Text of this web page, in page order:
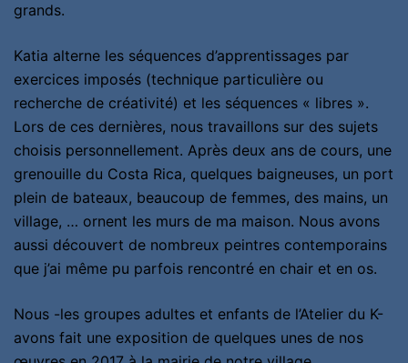
grands.
Katia alterne les séquences d’apprentissages par
exercices imposés (technique particulière ou
recherche de créativité) et les séquences « libres ».
Lors de ces dernières, nous travaillons sur des sujets
choisis personnellement. Après deux ans de cours, une
grenouille du Costa Rica, quelques baigneuses, un port
plein de bateaux, beaucoup de femmes, des mains, un
village, … ornent les murs de ma maison. Nous avons
aussi découvert de nombreux peintres contemporains
que j’ai même pu parfois rencontré en chair et en os.
Nous -les groupes adultes et enfants de l’Atelier du K-
avons fait une exposition de quelques unes de nos